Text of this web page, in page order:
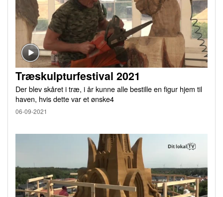
Træskulpturfestival 2021
Der blev skåret i træ, i år kunne alle bestille en figur hjem til
haven, hvis dette var et ønske4
06-09-2021